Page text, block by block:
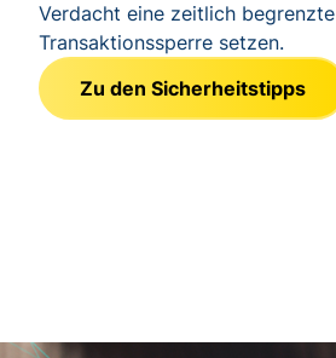
Verdacht eine zeitlich begrenzte
Transaktionssperre setzen.
Zu den Sicherheitstipps